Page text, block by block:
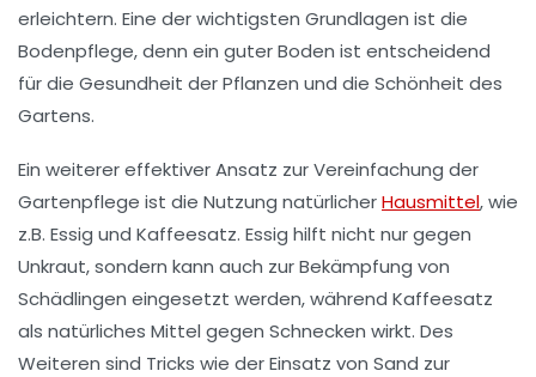
erleichtern. Eine der wichtigsten Grundlagen ist die
Bodenpflege, denn ein guter Boden ist entscheidend
für die Gesundheit der Pflanzen und die Schönheit des
Gartens.
Ein weiterer effektiver Ansatz zur Vereinfachung der
Gartenpflege ist die Nutzung natürlicherHausmittel, wie
z.B. Essig und Kaffeesatz. Essig hilft nicht nur gegen
Unkraut, sondern kann auch zur Bekämpfung von
Schädlingen eingesetzt werden, während Kaffeesatz
als natürliches Mittel gegen Schnecken wirkt. Des
Weiteren sind Tricks wie der Einsatz von Sand zur